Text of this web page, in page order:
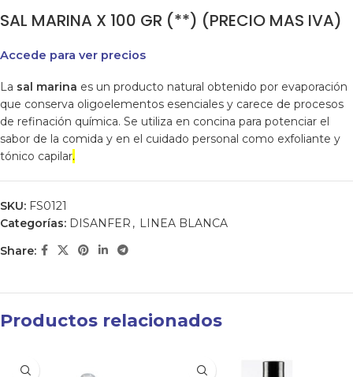
SAL MARINA X 100 GR (**) (PRECIO MAS IVA)
Accede para ver precios
La sal marina es un producto natural obtenido por evaporación
que conserva oligoelementos esenciales y carece de procesos
de refinación química. Se utiliza en concina para potenciar el
sabor de la comida y en el cuidado personal como exfoliante y
tónico capilar.
SKU: FS0121
Categorías: DISANFER , LINEA BLANCA
Share:
Productos relacionados